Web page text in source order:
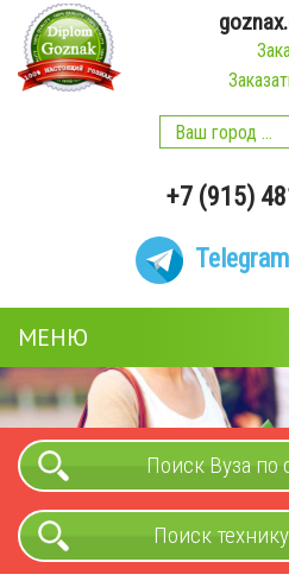
+7 (915)
Telegram
МЕНЮ
Поиск Вуза по
Поиск